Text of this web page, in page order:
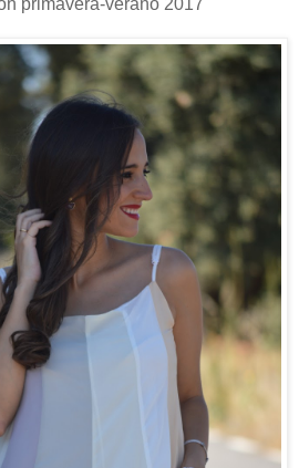
primavera-verano 2017